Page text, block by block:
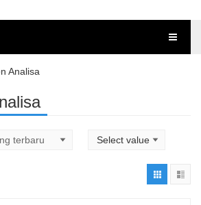
Analisa